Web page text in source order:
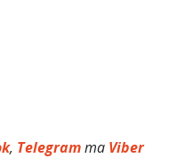
, Telegramта Viber